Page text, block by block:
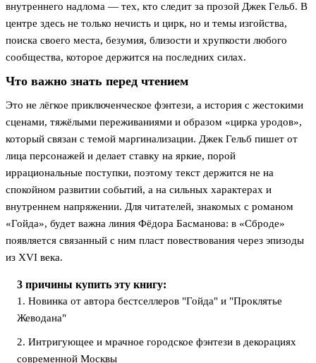
внутреннего надлома — тех, кто следит за прозой Джек Гельб. В
центре здесь не только нечисть и цирк, но и темы изгойства,
поиска своего места, безумия, близости и хрупкости любого
сообщества, которое держится на последних силах.
Что важно знать перед чтением
Это не лёгкое приключенческое фэнтези, а история с жестокими
сценами, тяжёлыми переживаниями и образом «цирка уродов»,
который связан с темой маргинализации. Джек Гельб пишет от
лица персонажей и делает ставку на яркие, порой
иррациональные поступки, поэтому текст держится не на
спокойном развитии событий, а на сильных характерах и
внутреннем напряжении. Для читателей, знакомых с романом
«Гойда», будет важна линия Фёдора Басманова: в «Сброде»
появляется связанный с ним пласт повествования через эпизоды
из XVI века.
3 причины купить эту книгу:
1. Новинка от автора бестселлеров "Гойда" и "Проклятье
Жеводана"
2. Интригующее и мрачное городское фэнтези в декорациях
современной Москвы